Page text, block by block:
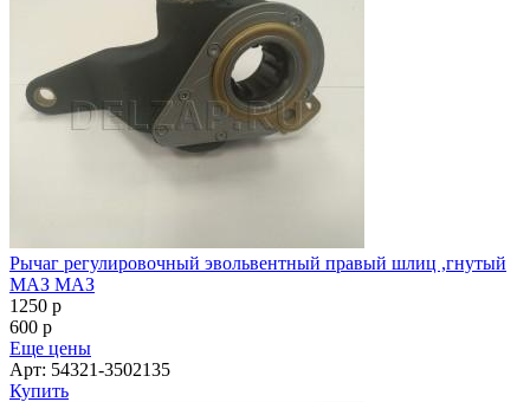
Рычаг регулировочный эвольвентный правый шлиц ,гнутый
МАЗ МАЗ
1250 p
600 p
Еще цены
Арт: 54321-3502135
Купить